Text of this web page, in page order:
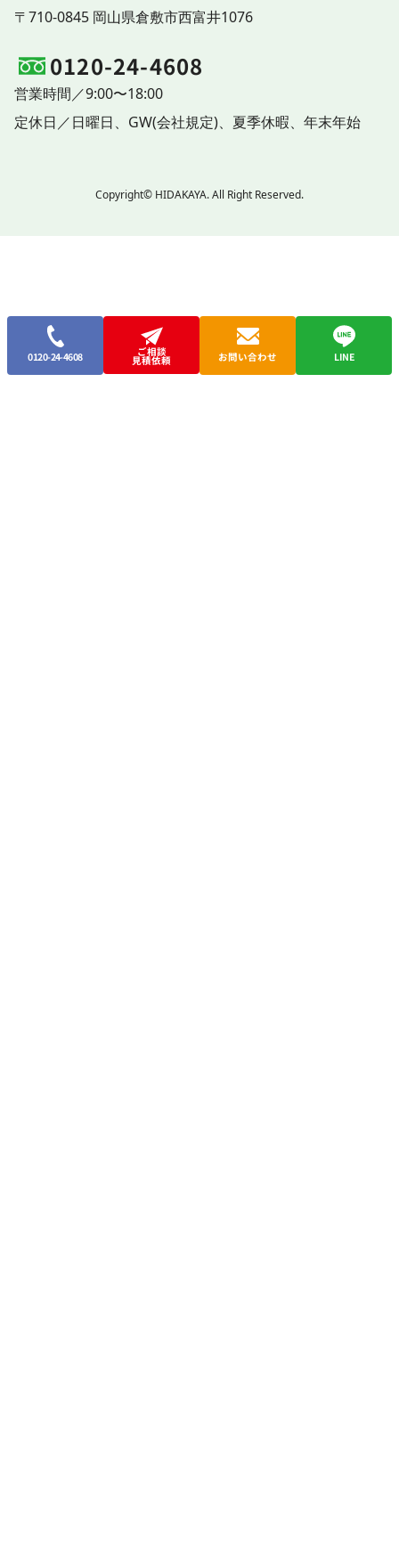
〒710-0845 岡山県倉敷市西富井1076
0120-24-4608
営業時間／9:00〜18:00
定休日／日曜日、 GW(会社規定)、 夏季休暇、 年末年始
Copyright© HIDAKAYA. All Right Reserved.
0120-24-4608 ご相談
見積依頼 お問い合わせ LINE